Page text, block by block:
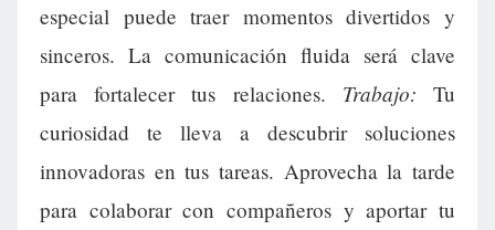
especial puede traer momentos divertidos y
sinceros. La comunicación fluida será clave
para fortalecer tus relaciones. Trabajo: Tu
curiosidad te lleva a descubrir soluciones
innovadoras en tus tareas. Aprovecha la tarde
para colaborar con compañeros y aportar tu